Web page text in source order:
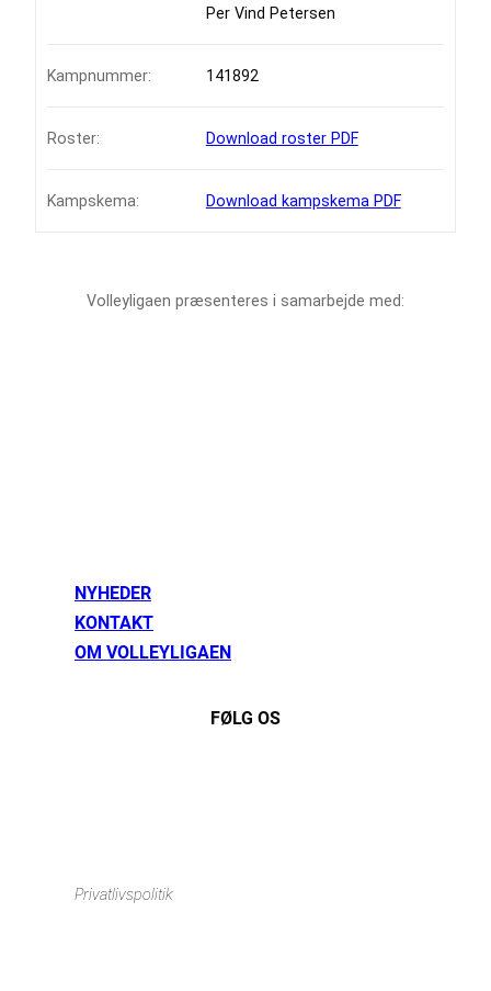
Per Vind Petersen
Kampnummer: 141892
Roster: Download roster PDF
Kampskema: Download kampskema PDF
Volleyligaen præsenteres i samarbejde med:
NYHEDER
KONTAKT
OM VOLLEYLIGAEN
FØLG OS
Privatlivspolitik